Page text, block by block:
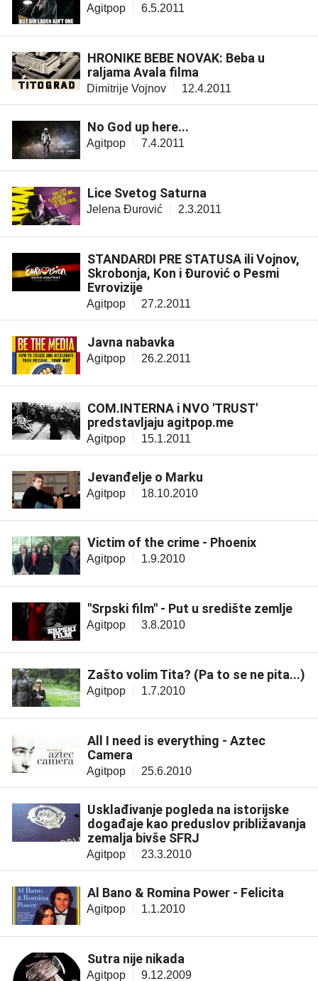
Agitpop 6.5.2011
HRONIKE BEBE NOVAK: Beba u
raljama Avala filma
Dimitrije Vojnov 12.4.2011
No God up here...
Agitpop 7.4.2011
Lice Svetog Saturna
Jelena Đurović 2.3.2011
STANDARDI PRE STATUSA ili Vojnov,
Skrobonja, Kon i Đurović o Pesmi
Evrovizije
Agitpop 27.2.2011
Javna nabavka
Agitpop 26.2.2011
COM.INTERNA i NVO 'TRUST'
predstavljaju agitpop.me
Agitpop 15.1.2011
Jevanđelje o Marku
Agitpop 18.10.2010
Victim of the crime - Phoenix
Agitpop 1.9.2010
"Srpski film" - Put u središte zemlje
Agitpop 3.8.2010
Zašto volim Tita? (Pa to se ne pita...)
Agitpop 1.7.2010
All I need is everything - Aztec
Camera
Agitpop 25.6.2010
Usklađivanje pogleda na istorijske
događaje kao preduslov približavanja
zemalja bivše SFRJ
Agitpop 23.3.2010
Al Bano & Romina Power - Felicita
Agitpop 1.1.2010
Sutra nije nikada
Agitpop 9.12.2009